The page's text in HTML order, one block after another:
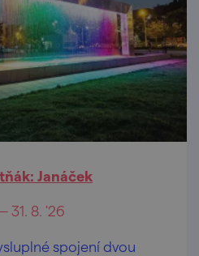
Janáček
31. 8. '26
spojení dvou